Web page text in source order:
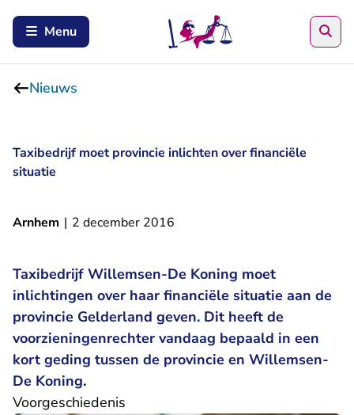
Menu
Nieuws
Taxibedrijf moet provincie inlichten over financiële
situatie
Arnhem | 2 december 2016
Taxibedrijf Willemsen-De Koning moet
inlichtingen over haar financiële situatie aan de
provincie Gelderland geven. Dit heeft de
voorzieningenrechter vandaag bepaald in een
kort geding tussen de provincie en Willemsen-
De Koning.
Voorgeschiedenis